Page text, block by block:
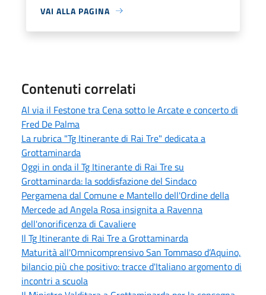
VAI ALLA PAGINA
Contenuti correlati
Al via il Festone tra Cena sotto le Arcate e concerto di
Fred De Palma
La rubrica "Tg Itinerante di Rai Tre" dedicata a
Grottaminarda
Oggi in onda il Tg Itinerante di Rai Tre su
Grottaminarda: la soddisfazione del Sindaco
Pergamena dal Comune e Mantello dell'Ordine della
Mercede ad Angela Rosa insignita a Ravenna
dell'onorificenza di Cavaliere
Il Tg Itinerante di Rai Tre a Grottaminarda
Maturità all'Omnicomprensivo San Tommaso d’Aquino,
bilancio più che positivo: tracce d'Italiano argomento di
incontri a scuola